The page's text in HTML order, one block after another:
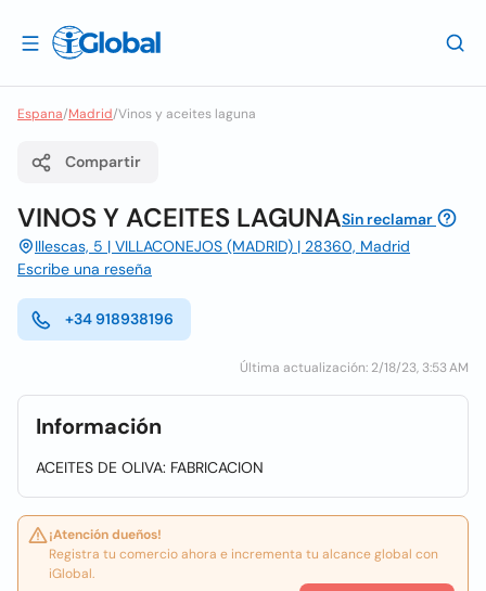
Espana/Madrid/Vinos y aceites laguna
Compartir
VINOS Y ACEITES LAGUNASin reclamar
Illescas, 5 | VILLACONEJOS (MADRID) | 28360, Madrid
Escribe una reseña
+34 918938196
Última actualización: 2/18/23, 3:53 AM
Información
ACEITES DE OLIVA: FABRICACION
¡Atención dueños!
Registra tu comercio ahora e incrementa tu alcance global con
iGlobal.